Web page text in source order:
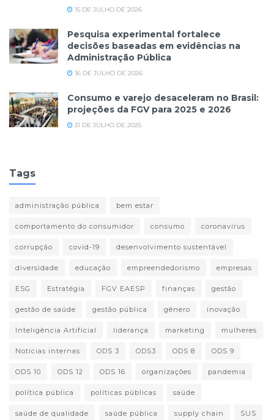
15 DE JULHO DE 2026
Pesquisa experimental fortalece
decisões baseadas em evidências na
Administração Pública
16 DE JULHO DE 2026
Consumo e varejo desaceleram no Brasil:
projeções da FGV para 2025 e 2026
31 DE JULHO DE 2025
Tags
administração pública bem estar
comportamento do consumidor consumo coronavírus
corrupção covid-19 desenvolvimento sustentável
diversidade educação empreendedorismo empresas
ESG Estratégia FGV EAESP finanças gestão
gestão de saúde gestão pública gênero inovação
Inteligência Artificial liderança marketing mulheres
Notícias internas ODS 3 ODS3 ODS 8 ODS 9
ODS 10 ODS 12 ODS 16 organizações pandemia
política pública políticas públicas saúde
saúde de qualidade saúde pública supply chain SUS